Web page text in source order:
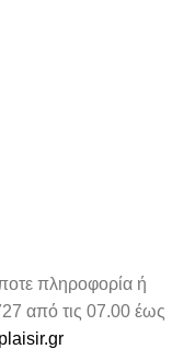
πληροφορία ή
από τις 07.00 έως